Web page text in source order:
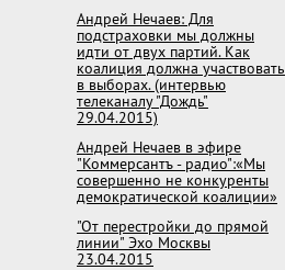
Андрей Нечаев: Для
подстраховки мы должны
идти от двух партий. Как
коалиция должна участвовать
в выборах. (интервью
телеканалу "Дождь"
29.04.2015)
Андрей Нечаев в эфире
"Коммерсантъ - радио":«Мы
совершенно не конкуренты
демократической коалиции»
"От перестройки до прямой
линии" Эхо Москвы
23.04.2015